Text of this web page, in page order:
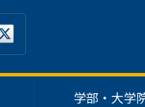
学部・大学